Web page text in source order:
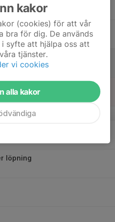
v.47
löpning
kakor
(cookies) för att vår
bra för dig. De används
syfte att hjälpa oss att
tjänster.
vi cookies
alla kakor